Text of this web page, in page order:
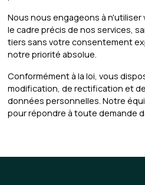
Nous nous engageons à
le cadre précis de nos services,
tiers sans votre consentement
notre priorité absolue.
Conformément à la loi, vous
modification, de rectification et
données personnelles. Notre
pour répondre à toute demande